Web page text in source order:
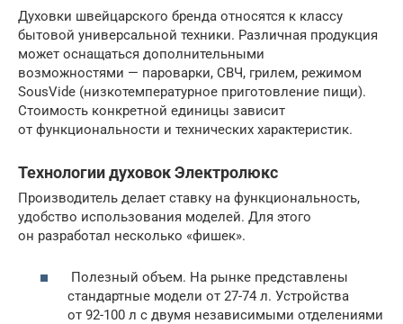
Духовки швейцарского бренда относятся к классу
бытовой универсальной техники. Различная продукция
может оснащаться дополнительными
возможностями — пароварки, СВЧ, грилем, режимом
SousVide (низкотемпературное приготовление пищи).
Стоимость конкретной единицы зависит
от функциональности и технических характеристик.
Технологии духовок Электролюкс
Производитель делает ставку на функциональность,
удобство использования моделей. Для этого
он разработал несколько «фишек».
Полезный объем. На рынке представлены
стандартные модели от 27-74 л. Устройства
от 92-100 л с двумя независимыми отделениями